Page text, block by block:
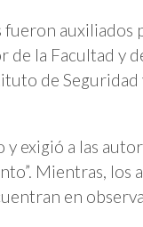
fueron auxiliados
de la Facultad y
de Seguridad
exigió a las
Mientras, los
en